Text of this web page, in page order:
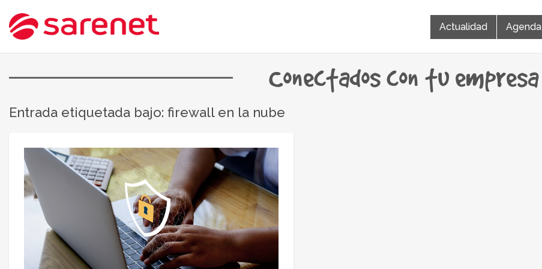
Actualidad Agenda
Conectados con tu empresa
Entrada etiquetada bajo: firewall en la nube